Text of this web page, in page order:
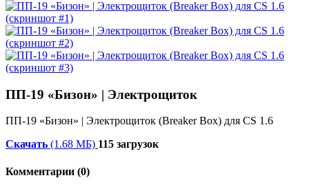
ПП-19 «Бизон» | Электрощиток
ПП-19 «Бизон» | Электрощиток (Breaker Box) для CS 1.6
Скачать (1.68 МБ) 115 загрузок
Комментарии (0)